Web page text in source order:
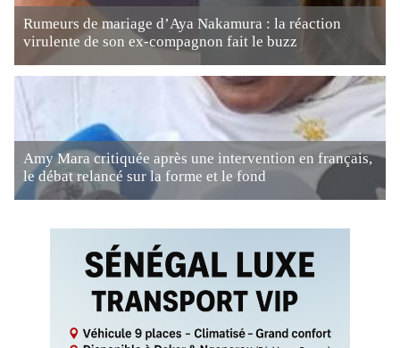
Rumeurs de mariage d’Aya Nakamura : la réaction
virulente de son ex-compagnon fait le buzz
Amy Mara critiquée après une intervention en français,
le débat relancé sur la forme et le fond